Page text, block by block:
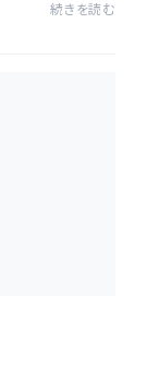
続きを読む